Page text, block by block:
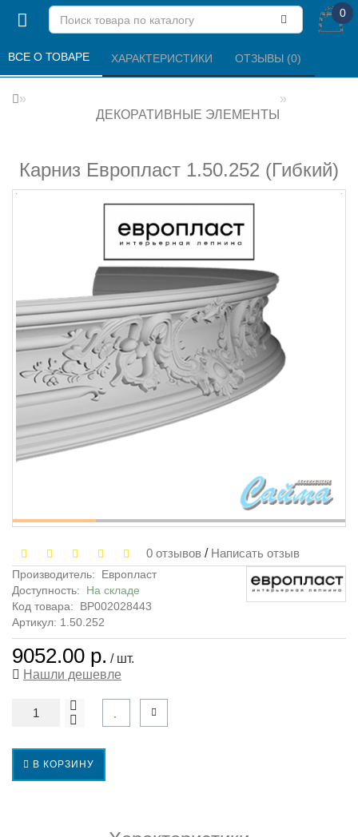
0
ДЕКОРАТИВНЫЕ ЭЛЕМЕНТЫ
Карниз Европласт 1.50.252 (Гибкий)
ВСЕ О ТОВАРЕ ХАРАКТЕРИСТИКИ ОТЗЫВЫ (0)
0 отзывов / Написать отзыв
Производитель:
Европласт
Доступность: На складе
Код товара:
ВР002028443
Артикул: 1.50.252
9052.00 р. / шт.
Нашли дешевле
В КОРЗИНУ